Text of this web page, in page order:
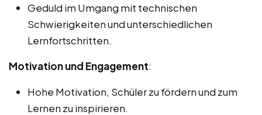
Geduld im Umgang mit technischen
Schwierigkeiten und unterschiedlichen
Lernfortschritten.
Motivation und Engagement:
Hohe Motivation, Schüler zu fördern und zum
Lernen zu inspirieren.